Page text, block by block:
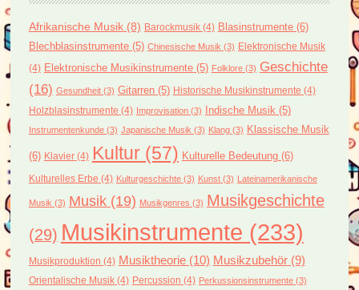
Afrikanische Musik(8) Barockmusik(4) Blasinstrumente(6)
Blechblasinstrumente(5) Chinesische Musik (3) Elektronische Musik
(4) Elektronische Musikinstrumente(5) Folklore(3) Geschichte
(16) Gesundheit(3) Gitarren(5) Historische Musikinstrumente (4)
Holzblasinstrumente (4) Improvisation(3) Indische Musik (5)
Instrumentenkunde(3) Japanische Musik (3) Klang(3) Klassische Musik
(6) Klavier(4) Kultur(57) Kulturelle Bedeutung(6)
Kulturelles Erbe (4) Kulturgeschichte(3) Kunst(3) Lateinamerikanische
Musik (3) Musik(19) Musikgenres (3) Musikgeschichte
(29) Musikinstrumente (233)
Musikproduktion (4) Musiktheorie(10) Musikzubehör(9)
Orientalische Musik(4) Percussion (4) Perkussionsinstrumente(3)